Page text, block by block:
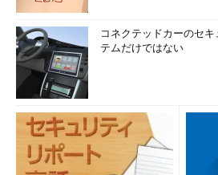
コネクテッドカーのセ
テムだけではない